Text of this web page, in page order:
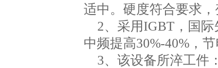
适中。硬度符合要求
2、采用IGBT，国
中频提高30%-40%，
3、该设备所淬工件